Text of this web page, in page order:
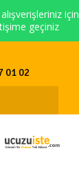
alışverişleriniz
geçiniz
01 02